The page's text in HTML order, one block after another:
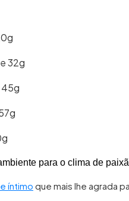
32g
45g
para o clima de
íntimo que mais lhe agrada